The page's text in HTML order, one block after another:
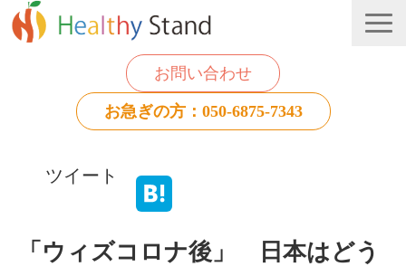
お問い合わせ
お急ぎの方：050-6875-7343
個人のお客様
ツイート
「ウィズコロナ後」 日本はどう